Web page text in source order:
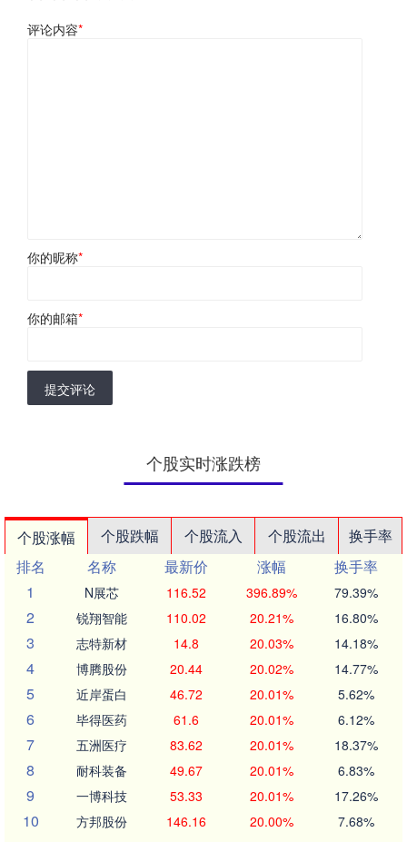
评论内容*
你的昵称*
你的邮箱*
提交评论
个股实时涨跌榜
个股涨幅 个股跌幅 个股流入 个股流出
换手率
排名
名称 最新价 涨幅
换手率
1
N展芯 116.52 396.89% 79.39%
2 锐翔智能 110.02 20.21% 16.80%
3 志特新材 14.8 20.03% 14.18%
4 博腾股份 20.44 20.02% 14.77%
5 近岸蛋白 46.72 20.01% 5.62%
6 毕得医药 61.6 20.01% 6.12%
7 五洲医疗 83.62 20.01% 18.37%
8 耐科装备 49.67 20.01% 6.83%
9 一博科技 53.33 20.01% 17.26%
10 方邦股份 146.16 20.00% 7.68%